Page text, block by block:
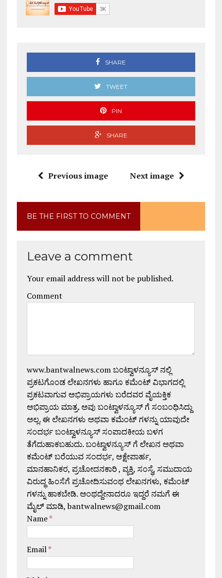
SHARE
TWEET
PIN
SHARE
Previous image Next image
BE THE FIRST TO COMMENT
Leave a comment
Your email address will not be published.
Comment
www.bantwalnews.com ಬಂಟ್ವಾಳನ್ಯೂಸ್ ನಲ್ಲಿ
ಪ್ರಕಟಗೊಂಡ ಲೇಖನಗಳು ಹಾಗೂ ಕಮೆಂಟ್ ವಿಭಾಗದಲ್ಲಿ
ಪ್ರಕಟವಾಗುವ ಅಭಿಪ್ರಾಯಗಳು ಬರೆದವರ ವೈಯಕ್ತಿಕ
ಅಭಿಪ್ರಾಯ ಮಾತ್ರ. ಅವು ಬಂಟ್ವಾಳನ್ಯೂಸ್ ಗೆ ಸಂಬಂಧಿಸಿದ್ದು
ಅಲ್ಲ. ಈ ಲೇಖನಗಳು ಅಥವಾ ಕಮೆಂಟ್ ಗಳನ್ನು ಯಾವುದೇ
ಸಂದರ್ಭ ಬಂಟ್ವಾಳನ್ಯೂಸ್ ಸಂಪಾದಕೀಯ ಬಳಗ
ತೆಗೆದುಹಾಕಬಹುದು. ಬಂಟ್ವಾಳನ್ಯೂಸ್ ಗೆ ಲೇಖನ ಅಥವಾ
ಕಮೆಂಟ್ ಬರೆಯುವ ಸಂದರ್ಭ, ಆಕ್ಷೇಪಾರ್ಹ,
ಮಾನಹಾನಿಕರ, ಪ್ರಚೋದನಕಾರಿ , ವ್ಯಕ್ತಿ, ಸಂಸ್ಥೆ, ಸಮುದಾಯ
ವಿರುದ್ಧ ಹಿಂಸೆಗೆ ಪ್ರಚೋದಿಸುವಂಥ ಲೇಖನಗಳು, ಕಮೆಂಟ್
ಗಳನ್ನು ಹಾಕಬೇಡಿ. ಅಂಥದ್ದೇನಾದರೂ ಇದ್ದರೆ ನಮಗೆ ಈ
ಮೈಲ್ ಮಾಡಿ, bantwalnews@gmail.com
Name*
Email*